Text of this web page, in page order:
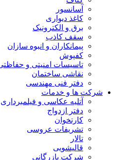
آسانسور
کاغذ دیواری
برق و الکترونیک
سقف کاذب
پیمانکاران و انبوه سازان
کفپوش
تاسیسات امنیتی و حفاظتی
نقاشی ساختمان
دفتر فنی مهندسی
شرکت ها و خدمات
آتلیه عکاسی و فیلمبرداری
دفتر ازدواج
کارتخوان
تشریفات عروسی
تالار
قالیشویی
شرکت بازرگانی